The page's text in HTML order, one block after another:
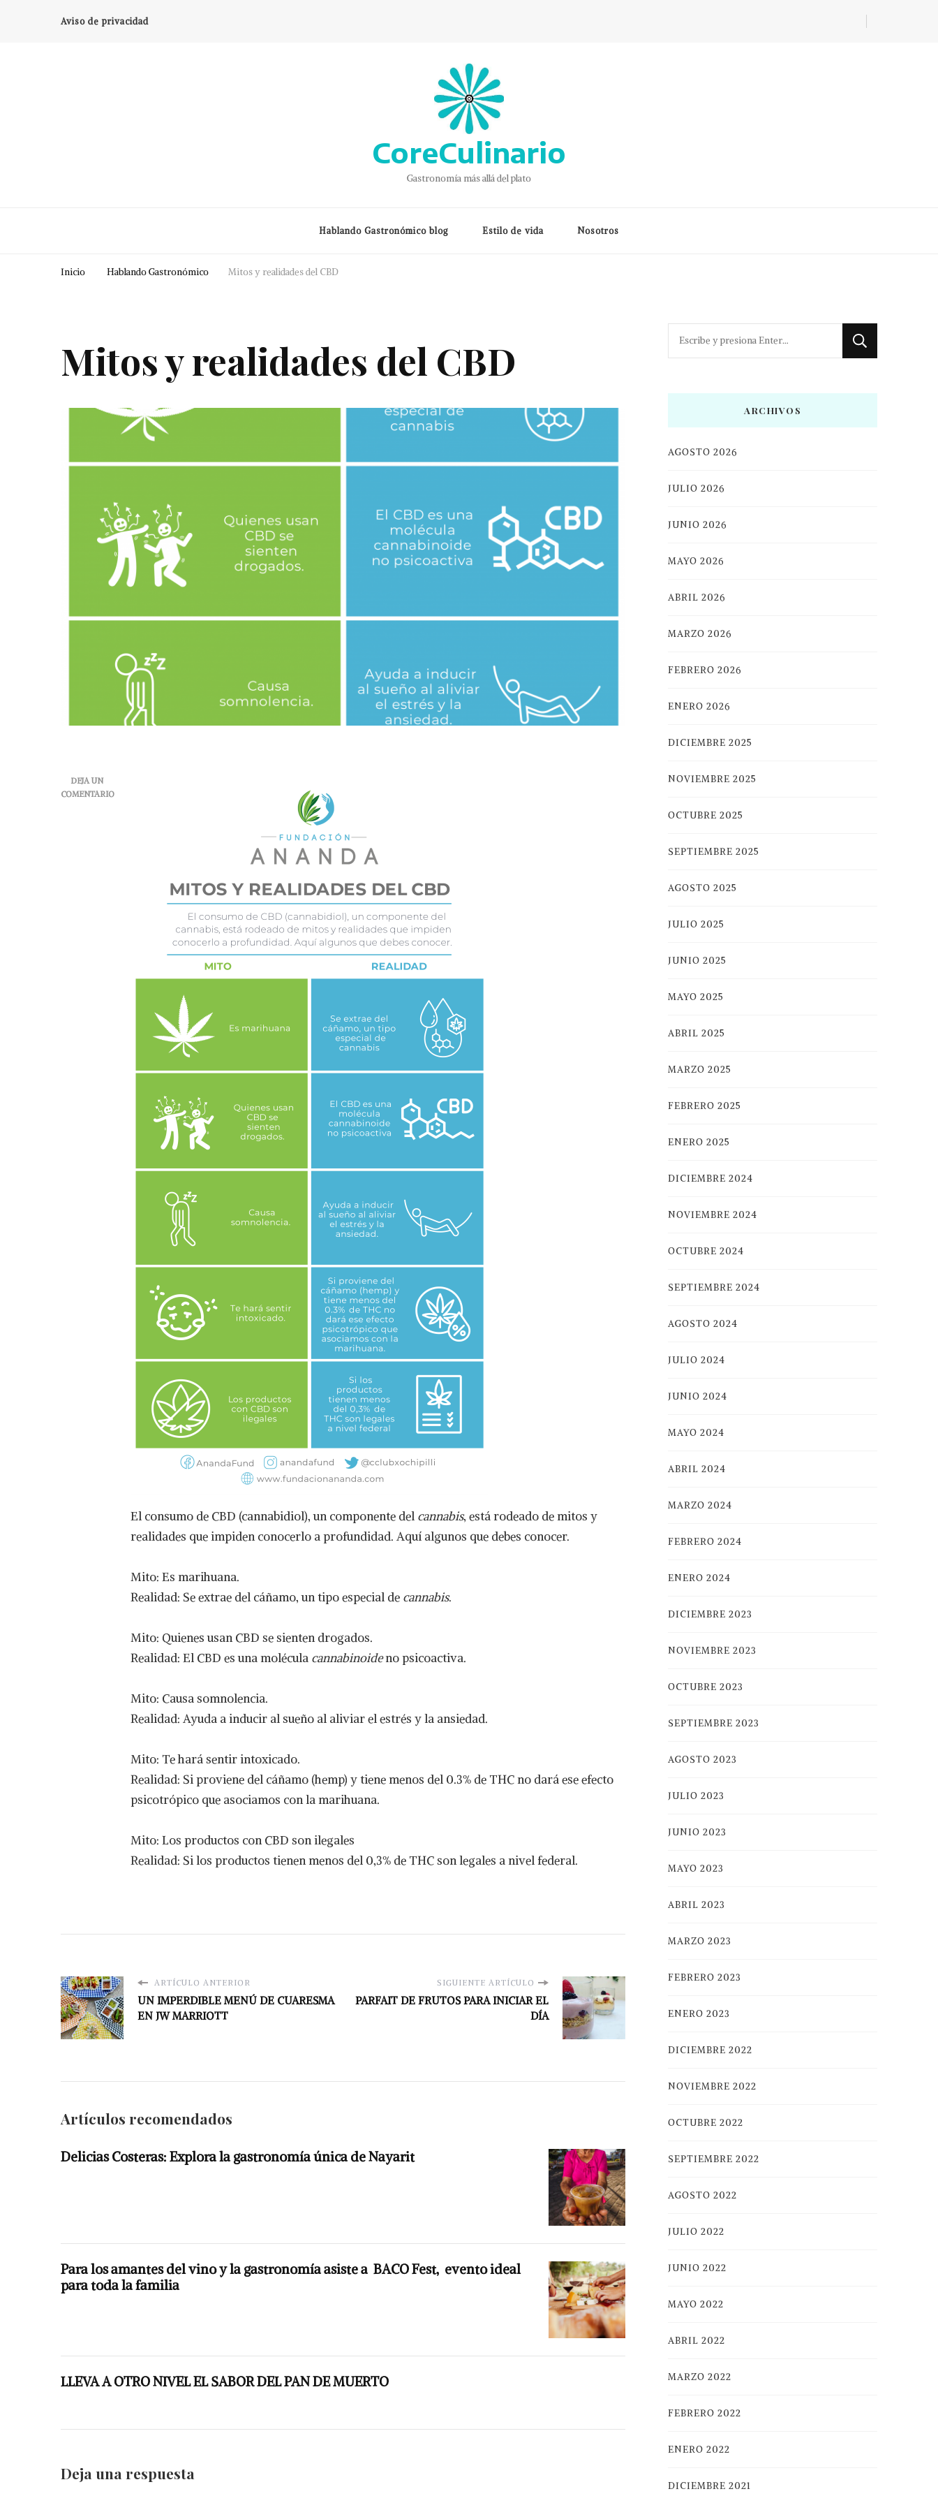
Aviso de privacidad
CoreCulinario
Gastronomía más allá del plato
Hablando Gastronómico blog Estilo de vida Nosotros
Inicio Hablando Gastronómico Mitos y realidades del CBD
Mitos y realidades del CBD
DEJA UN
COMENTARIO
El consumo de CBD (cannabidiol), un componente del cannabis, está rodeado de mitos y
realidades que impiden conocerlo a profundidad. Aquí algunos que debes conocer.
Mito: Es marihuana.
Realidad: Se extrae del cáñamo, un tipo especial de cannabis.
Mito: Quienes usan CBD se sienten drogados.
Realidad: El CBD es una molécula cannabinoideno psicoactiva.
Mito: Causa somnolencia.
Realidad: Ayuda a inducir al sueño al aliviar el estrés y la ansiedad.
Mito: Te hará sentir intoxicado.
Realidad: Si proviene del cáñamo (hemp) y tiene menos del 0.3% de THC no dará ese efecto
psicotrópico que asociamos con la marihuana.
Mito: Los productos con CBD son ilegales
Realidad: Si los productos tienen menos del 0,3% de THC son legales a nivel federal.
ARTÍCULO ANTERIOR
UN IMPERDIBLE MENÚ DE CUARESMA
EN JW MARRIOTT
SIGUIENTE ARTÍCULO
PARFAIT DE FRUTOS PARA INICIAR EL
DÍA
Artículos recomendados
Delicias Costeras: Explora la gastronomía única de Nayarit
Para los amantes del vino y la gastronomía asiste a BACO Fest, evento ideal
para toda la familia
LLEVA A OTRO NIVEL EL SABOR DEL PAN DE MUERTO
Deja una respuesta
¿Buscas
ARCHIVOS
AGOSTO 2026
JULIO 2026
JUNIO 2026
MAYO 2026
ABRIL 2026
MARZO 2026
FEBRERO 2026
ENERO 2026
DICIEMBRE 2025
NOVIEMBRE 2025
OCTUBRE 2025
SEPTIEMBRE 2025
AGOSTO 2025
JULIO 2025
JUNIO 2025
MAYO 2025
ABRIL 2025
MARZO 2025
FEBRERO 2025
ENERO 2025
DICIEMBRE 2024
NOVIEMBRE 2024
OCTUBRE 2024
SEPTIEMBRE 2024
AGOSTO 2024
JULIO 2024
JUNIO 2024
MAYO 2024
ABRIL 2024
MARZO 2024
FEBRERO 2024
ENERO 2024
DICIEMBRE 2023
NOVIEMBRE 2023
OCTUBRE 2023
SEPTIEMBRE 2023
AGOSTO 2023
JULIO 2023
JUNIO 2023
MAYO 2023
ABRIL 2023
MARZO 2023
FEBRERO 2023
ENERO 2023
DICIEMBRE 2022
NOVIEMBRE 2022
OCTUBRE 2022
SEPTIEMBRE 2022
AGOSTO 2022
JULIO 2022
JUNIO 2022
MAYO 2022
ABRIL 2022
MARZO 2022
FEBRERO 2022
ENERO 2022
DICIEMBRE 2021